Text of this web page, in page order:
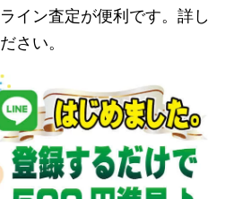
イン査定が便利です。詳し
さい。